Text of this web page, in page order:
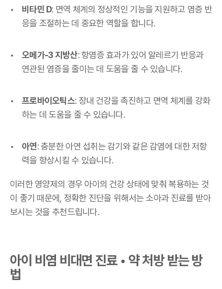
비타민 D: 면역 체계의 정상적인 기능을 지원하고 염증 반
응을 조절하는 데 중요한 역할을 합니다.
오메가-3 지방산: 항염증 효과가 있어 알레르기 반응과
연관된 염증을 줄이는 데 도움을 줄 수 있습니다.
프로바이오틱스: 장내 건강을 촉진하고 면역 체계를 강화
하는 데 도움을 줄 수 있습니다.
아연: 충분한 아연 섭취는 감기와 같은 감염에 대한 저항
력을 향상시킬 수 있습니다.
이러한 영양제의 경우 아이의 건강 상태에 맞춰 복용하는 것
이 좋기 때문에, 정확한 진단을 위해서는 소아과 진료를 받아
보시는 것을 추천드립니다.
아이 비염 비대면 진료 • 약 처방 받는 방
법